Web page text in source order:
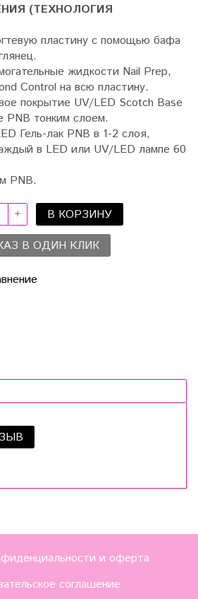
(ТЕХНОЛОГИЯ
пластину с помощью бафа
жидкости Nail Prep,
Control на всю пластину.
покрытие UV/LED Scotch Base
PNB тонким слоем.
Гель-лак PNB в 1-2 слоя,
в LED или UV/LED лампе 60
PNB.
В КОРЗИНУ
В ОДИН КЛИК
и оферта
соглашение